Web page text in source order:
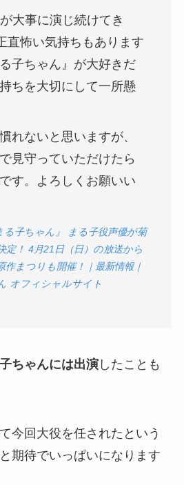
大事に演じ続けてき
直怖い気持ちもあります
子ちゃん』が大好きだ
ちを大切にして一所懸
れないと思いますが、
見守っていただけたら
す。よろしくお願いい
る子ちゃん』 まる子役声優が菊
定！ 4月21日（日）の放送から
作まつりも開催！｜最新情報｜
オフィシャルサイト
ちゃんには出演したことも
今回大役を任されたという
期待でいっぱいになります